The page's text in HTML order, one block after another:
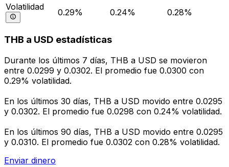
Volatilidad
0.29% 0.24% 0.28%
THB a USD estadísticas
Durante los últimos 7 días, THB a USD se movieron
entre 0.0299 y 0.0302. El promedio fue 0.0300 con
0.29% volatilidad.
En los últimos 30 días, THB a USD movido entre 0.0295
y 0.0302. El promedio fue 0.0298 con 0.24% volatilidad.
En los últimos 90 días, THB a USD movido entre 0.0295
y 0.0310. El promedio fue 0.0302 con 0.28% volatilidad.
Enviar dinero